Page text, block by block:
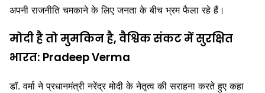
अपनी राजनीति चमकाने के लिए जनता के बीच भ्रम फैला रहे हैं।
मोदी है तो मुमकिन है, वैश्विक संकट में सुरक्षित
भारत: Pradeep Verma
डॉ. वर्मा ने प्रधानमंत्री नरेंद्र मोदी के नेतृत्व की सराहना करते हुए कहा